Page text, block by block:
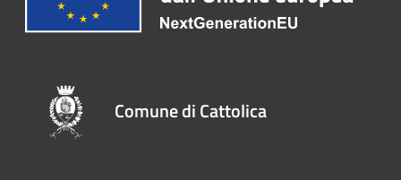
Comune di Cattolica